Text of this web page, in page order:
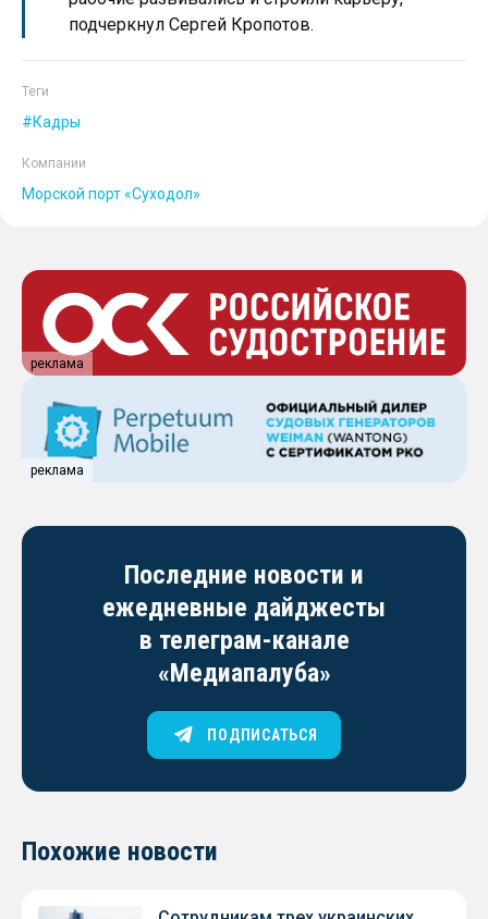
подчеркнул Сергей Кропотов.
Теги
Кадры
Компании
Морской порт «Суходол»
реклама
реклама
Последние новости и
ежедневные дайджесты
в телеграм-канале
«Медиапалуба»
ПОДПИСАТЬСЯ
Похожие новости